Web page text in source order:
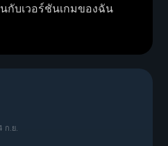
กับเวอร์ชันเกมของฉัน
ก.ย.